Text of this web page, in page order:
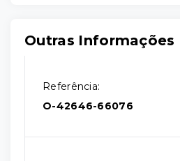
Outras Informações
Referência:
O-42646-66076